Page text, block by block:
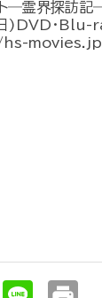
ト―霊界探訪記
)DVD・Blu-
hs-